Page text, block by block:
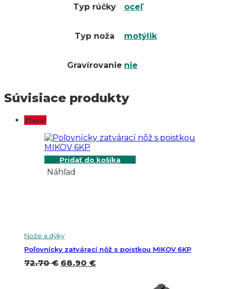
Typ rúčky oceľ
Typ noža motýlik
Gravírovanie nie
Súvisiace produkty
Zľava!
Pridať do košíka
Náhľad
Nože a dýky
Poľovnícky zatvárací nôž s poistkou MIKOV 6KP
72.70€ Pôvodná
68.90 €Aktuálna